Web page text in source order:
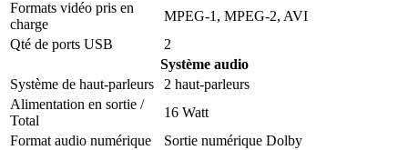
Formats vidéo pris en
charge
MPEG-1, MPEG-2, AVI
Qté de ports USB
2
Système audio
Système de haut-parleurs
2 haut-parleurs
Alimentation en sortie /
Total
16 Watt
Format audio numérique
Sortie numérique Dolby